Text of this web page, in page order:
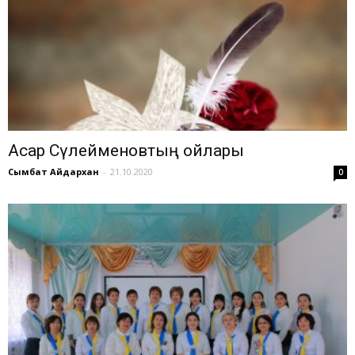
Асқар Сүлейменовтың ойлары
Сымбат Айдархан - 21.10.2020 0